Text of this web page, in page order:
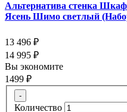
Альтернатива стенка
Ясень Шимо светлый
13 496 ₽
14 995 ₽
Вы экономите
1499 ₽
-
Количество